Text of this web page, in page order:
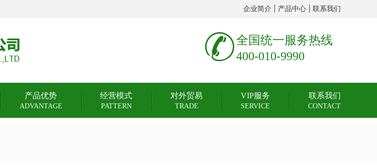
企业简介 产品中心 联系我们
全国统一服务热线
400-010-9990
产品优势
ADVANTAGE
经营模式
PATTERN
对外贸易
TRADE
VIP服务
SERVICE
联系我们
CONTACT